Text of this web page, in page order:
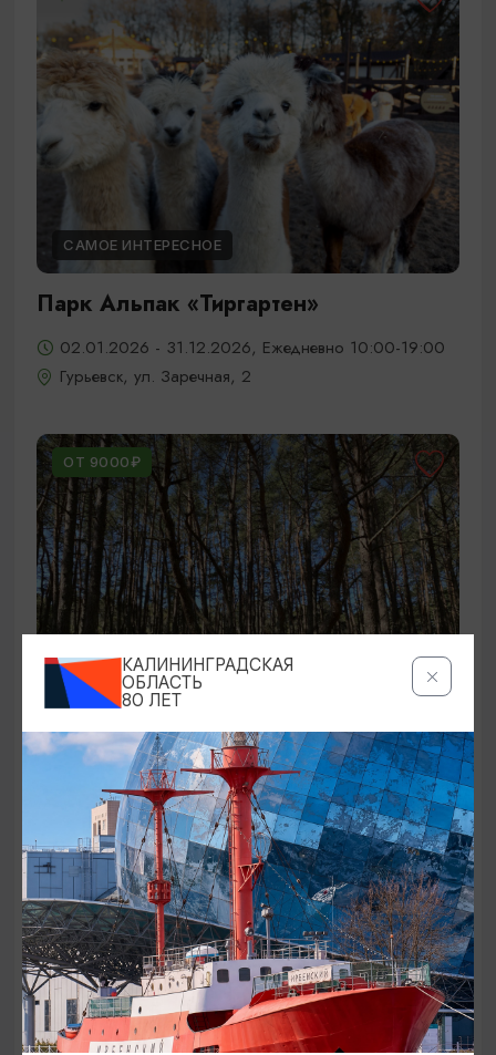
САМОЕ ИНТЕРЕСНОЕ
Парк Альпак «Тиргартен»
02.01.2026 - 31.12.2026, Ежедневно 10:00-19:00
Гурьевск, ул. Заречная, 2
ОТ 9000₽
ЭКСКУРСИИ УЧРЕЖДЕНИЙ КУЛЬТУРЫ
Аудиоспектакль «Истории Куршской
косы»
01.02.2026 - 31.12.2026, 13:00
Куршская коса
ОТ 2500₽
КАЛИНИНГРАДСКАЯ
ОБЛАСТЬ
80 ЛЕТ